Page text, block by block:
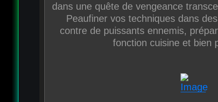
dans une quête de vengeance
Peaufiner vos techniques dans
contre de puissants ennemis,
fonction cuisine et bien